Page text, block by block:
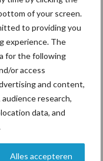
of your screen.
to providing you
experience. The
for the following
or access
and content,
research,
data, and
Alles accepteren
in
tips voor